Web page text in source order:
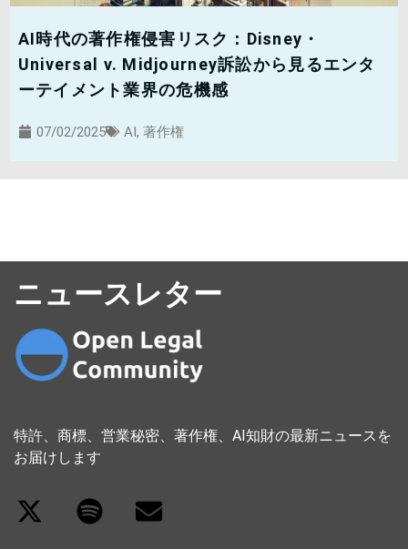
AI時代の著作権侵害リスク：Disney・
Universal v. Midjourney訴訟から見るエンタ
ーテイメント業界の危機感
07/02/2025 AI, 著作権
ニュースレター
特許、商標、営業秘密、著作権、AI知財の最新ニュースを
お届けします